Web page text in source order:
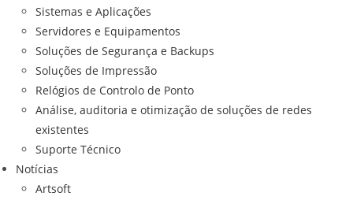
Sistemas e Aplicações
Servidores e Equipamentos
Soluções de Segurança e Backups
Soluções de Impressão
Relógios de Controlo de Ponto
Análise, auditoria e otimização de soluções de redes
existentes
Suporte Técnico
Notícias
Artsoft